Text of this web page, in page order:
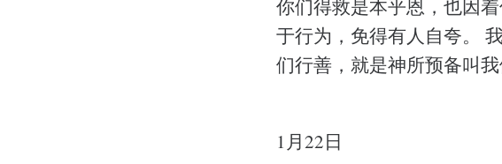
你们得救是本乎恩，也因
于行为，免得有人自夸。
们行善，就是神所预备叫我
1月22日